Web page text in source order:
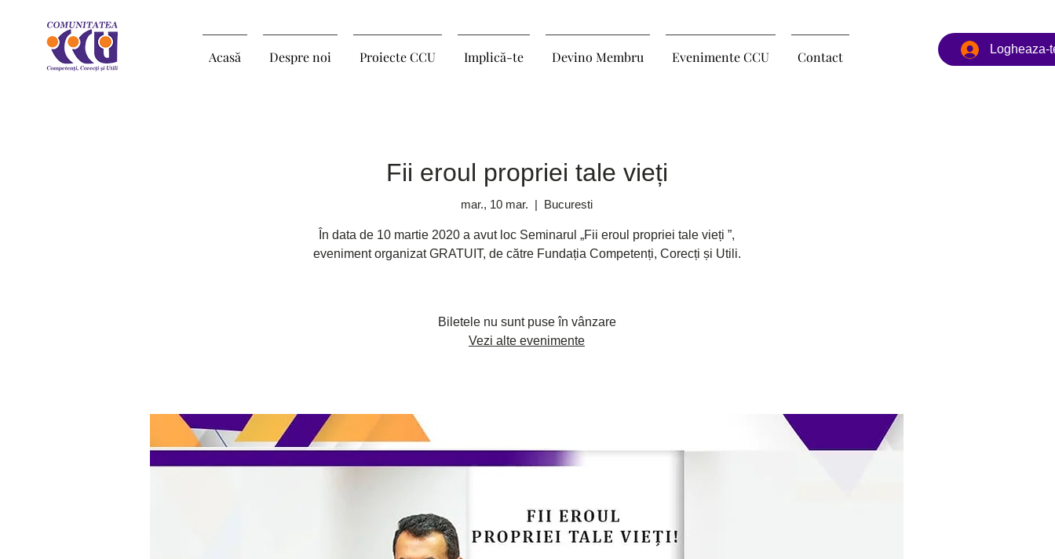
Acasă Despre noi Proiecte CCU Implică-te Devino Membru Evenimente CCU Contact Logheaza-
Fii eroul propriei tale vieți
mar., 10 mar.
  |
Bucuresti
În data de 10 martie 2020 a avut loc Seminarul „Fii eroul propriei tale vieți ”,
eveniment organizat GRATUIT, de către Fundația Competenți, Corecți și Utili.
Biletele nu sunt puse în vânzare
Vezi alte evenimente